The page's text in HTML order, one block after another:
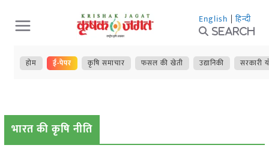
Skip
to
content
English | हिन्दी
Search
होम ई-पेपर कृषि समाचार फसल की खेती उद्यानिकी सरकारी
भारत की कृषि नीति